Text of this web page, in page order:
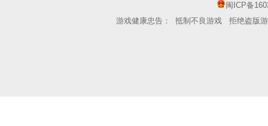
闽ICP备
游戏健康忠告：
抵制不良游戏 拒绝盗版